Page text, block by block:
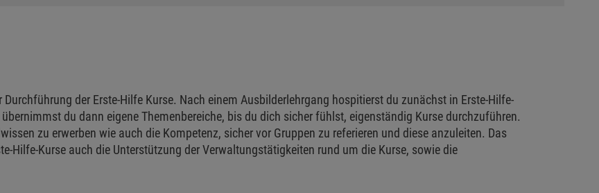
der Erste-Hilfe Kurse. Nach einem Ausbilderlehrgang hospitierst du zunächst in Erste-Hilfe-
du dann eigene Themenbereiche, bis du dich sicher fühlst, eigenständig Kurse durchzuführen.
zu erwerben wie auch die Kompetenz, sicher vor Gruppen zu referieren und diese anzuleiten. Das
Hilfe-Kurse auch die Unterstützung der Verwaltungstätigkeiten rund um die Kurse, sowie die